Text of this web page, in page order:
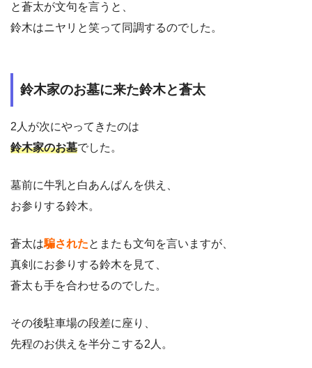
と蒼太が文句を言うと、
鈴木はニヤリと笑って同調するのでした。
鈴木家のお墓に来た鈴木と蒼太
2人が次にやってきたのは
鈴木家のお墓でした。
墓前に牛乳と白あんぱんを供え、
お参りする鈴木。
蒼太は騙されたとまたも文句を言いますが、
真剣にお参りする鈴木を見て、
蒼太も手を合わせるのでした。
その後駐車場の段差に座り、
先程のお供えを半分こする2人。